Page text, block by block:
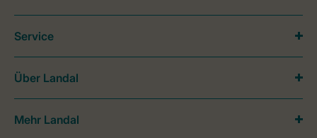
Service
Über Landal
Mehr Landal